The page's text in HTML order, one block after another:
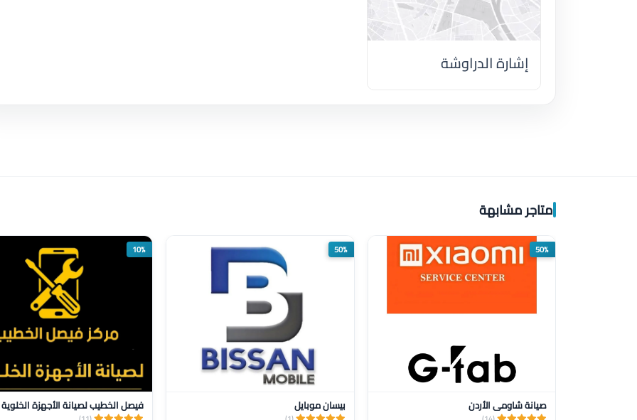
إشارة الدراوشة
متاجر مشابهة
50%
صيانة شاومي الأردن
50%
بيسان موبايل
10%
فيصل الخطيب لصيانة الأجهزة الخلوية